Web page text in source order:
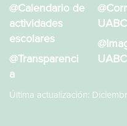
@Calendario de
actividades
escolares
@Transparenci
a
UABC
UABC
Última actualización: